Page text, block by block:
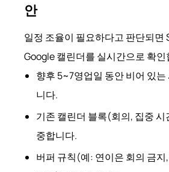
안
일정 조율이 필요하다고 판단되면
Google 캘린더를 실시간으로 확인
향후 5~7영업일 동안 비어 있
니다.
기존 캘린더 블록(회의, 집중
중합니다.
버퍼 규칙(예: 연이은 회의 금지